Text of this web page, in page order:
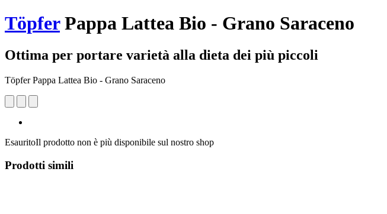
TöpferPappa Lattea Bio - Grano Saraceno
Ottima per portare varietà alla dieta dei più piccoli
Töpfer Pappa Lattea Bio - Grano Saraceno
EsauritoIl prodotto non è più disponibile sul nostro shop
Prodotti simili